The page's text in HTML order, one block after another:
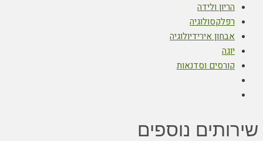
הריון ולידה
רפלקסולוגיה
אבחון אירידיולוגיה
יוגה
קורסים וסדנאות
שירותים נוספים